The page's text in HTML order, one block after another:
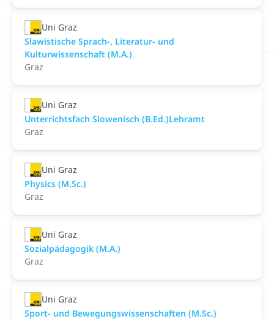
Uni Graz
Slawistische Sprach-, Literatur- und
Kulturwissenschaft (M.A.)
Graz
Uni Graz
Unterrichtsfach Slowenisch (B.Ed.)Lehramt
Graz
Uni Graz
Physics (M.Sc.)
Graz
Uni Graz
Sozialpädagogik (M.A.)
Graz
Uni Graz
Sport- und Bewegungswissenschaften (M.Sc.)